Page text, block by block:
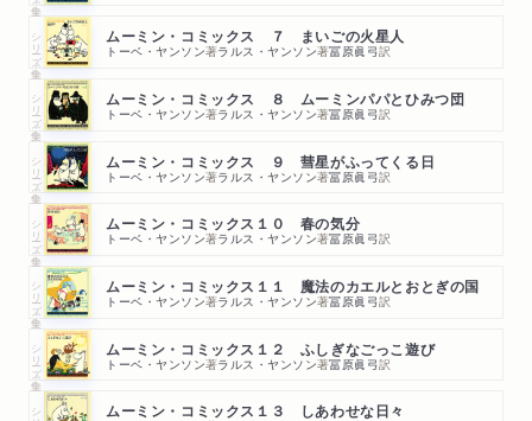
シリーズ・全集 ムーミン・コミックス ７ まいごの火星人
トーベ・ヤンソン著ラルス・ヤンソン著冨原眞弓訳
シリーズ・全集 ムーミン・コミックス ８ ムーミンパパとひみつ団
トーベ・ヤンソン著ラルス・ヤンソン著冨原眞弓訳
シリーズ・全集 ムーミン・コミックス ９ 彗星がふってくる日
トーベ・ヤンソン著ラルス・ヤンソン著冨原眞弓訳
シリーズ・全集 ムーミン・コミックス１０ 春の気分
トーベ・ヤンソン著ラルス・ヤンソン著冨原眞弓訳
シリーズ・全集 ムーミン・コミックス１１ 魔法のカエルとおとぎの国
トーベ・ヤンソン著ラルス・ヤンソン著冨原眞弓訳
シリーズ・全集 ムーミン・コミックス１２ ふしぎなごっこ遊び
トーベ・ヤンソン著ラルス・ヤンソン著冨原眞弓訳
ムーミン・コミックス１３ しあわせな日々